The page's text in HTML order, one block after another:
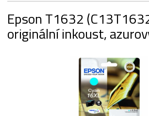
Epson T1632
originální inkoust,